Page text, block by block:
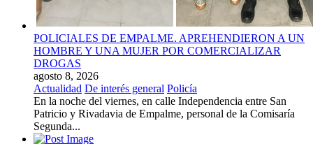
POLICIALES DE EMPALME. APREHENDIERON A UN
HOMBRE Y UNA MUJER POR COMERCIALIZAR
DROGAS
agosto 8, 2026
Actualidad De interés general Policía
En la noche del viernes, en calle Independencia entre San
Patricio y Rivadavia de Empalme, personal de la Comisaría
Segunda...